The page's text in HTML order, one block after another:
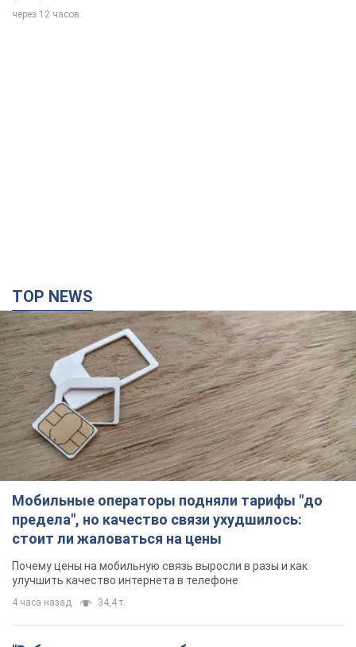
через 12 часов
TOP NEWS
Мобильные операторы подняли тарифы "до
предела", но качество связи ухудшилось:
стоит ли жаловаться на цены
Почему цены на мобильную связь выросли в разы и как
улучшить качество интернета в телефоне
4 часа назад 34,4 т.